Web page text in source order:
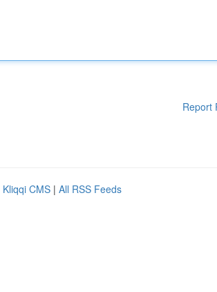
Report
Kliqqi CMS | All RSS Feeds